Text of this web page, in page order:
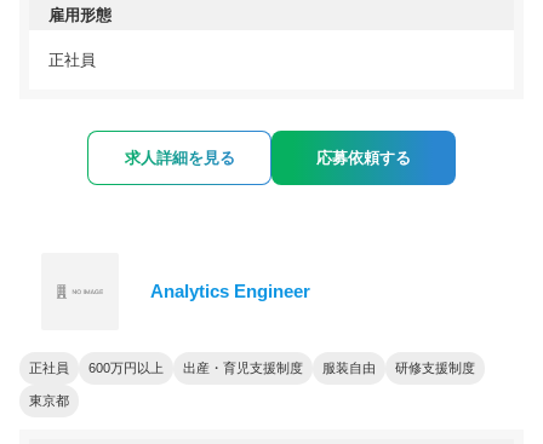
雇用形態
正社員
求人詳細を見る 応募依頼する
Analytics Engineer
正社員 600万円以上 出産・育児支援制度 服装自由 研修支援制度
東京都